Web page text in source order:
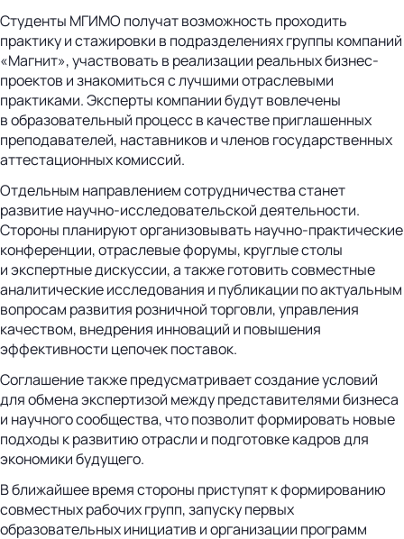
Студенты МГИМО получат возможность проходить
практику и стажировки в подразделениях группы компаний
«Магнит», участвовать в реализации реальных бизнес-
проектов и знакомиться с лучшими отраслевыми
практиками. Эксперты компании будут вовлечены
в образовательный процесс в качестве приглашенных
преподавателей, наставников и членов государственных
аттестационных комиссий.
Отдельным направлением сотрудничества станет
развитие научно-исследовательской деятельности.
Стороны планируют организовывать научно-практические
конференции, отраслевые форумы, круглые столы
и экспертные дискуссии, а также готовить совместные
аналитические исследования и публикации по актуальным
вопросам развития розничной торговли, управления
качеством, внедрения инноваций и повышения
эффективности цепочек поставок.
Соглашение также предусматривает создание условий
для обмена экспертизой между представителями бизнеса
и научного сообщества, что позволит формировать новые
подходы к развитию отрасли и подготовке кадров для
экономики будущего.
В ближайшее время стороны приступят к формированию
совместных рабочих групп, запуску первых
образовательных инициатив и организации программ